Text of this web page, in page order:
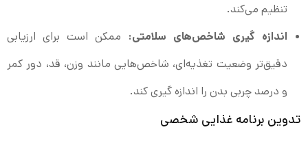
تنظیم می‌کند.
اندازه گیری شاخص‌های سلامتی:ممکن است برای ارزیابی
دقیق‌تر وضعیت تغذیه‌ای، شاخص‌هایی مانند وزن، قد، دور کمر
و درصد چربی بدن را اندازه گیری کند.
تدوین برنامه غذایی شخصی